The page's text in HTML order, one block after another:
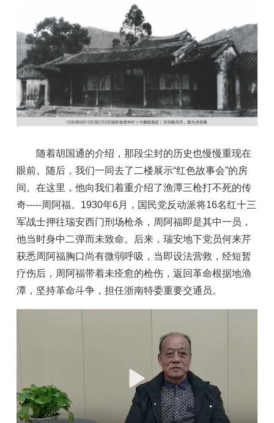
随着胡国通的介绍，那段尘封的历史也慢慢重现在
眼前。随后，我们一同去了二楼展示“红色故事会”的房
间。在这里，他向我们着重介绍了渔潭三枪打不死的传
奇-----周阿福。1930年6月，国民党反动派将16名红十三
军战士押往瑞安西门刑场枪杀，周阿福即是其中一员，
他当时身中二弹而未致命。后来，瑞安地下党员何来芹
获悉周阿福胸口尚有微弱呼吸，当即设法营救，经短暂
疗伤后，周阿福带着未痊愈的枪伤，返回革命根据地渔
潭，坚持革命斗争，担任浙南特委重要交通员。